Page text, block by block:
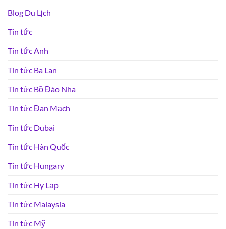
Blog Du Lịch
Tin tức
Tin tức Anh
Tin tức Ba Lan
Tin tức Bồ Đào Nha
Tin tức Đan Mạch
Tin tức Dubai
Tin tức Hàn Quốc
Tin tức Hungary
Tin tức Hy Lạp
Tin tức Malaysia
Tin tức Mỹ